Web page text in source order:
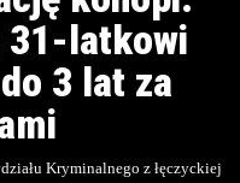
31-latkowi
3 lat za
Kryminalnego z łęczyckiej